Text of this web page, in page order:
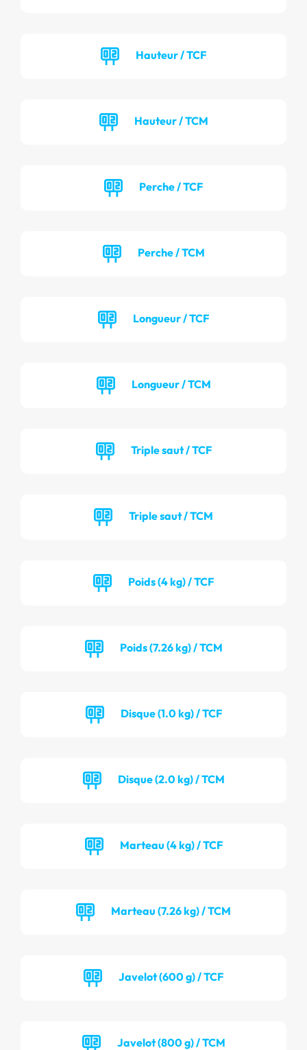
Hauteur / TCF
Hauteur / TCM
Perche / TCF
Perche / TCM
Longueur / TCF
Longueur / TCM
Triple saut / TCF
Triple saut / TCM
Poids (4 kg) / TCF
Poids (7.26 kg) / TCM
Disque (1.0 kg) / TCF
Disque (2.0 kg) / TCM
Marteau (4 kg) / TCF
Marteau (7.26 kg) / TCM
Javelot (600 g) / TCF
Javelot (800 g) / TCM